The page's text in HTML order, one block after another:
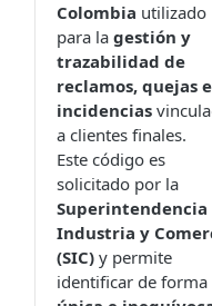
Colombia utilizado
para la gestión y
trazabilidad de
reclamos, quejas e
incidencias
a clientes finales.
Este código es
solicitado por la
Superintendencia
Industria y
(SIC) y permite
identificar de forma